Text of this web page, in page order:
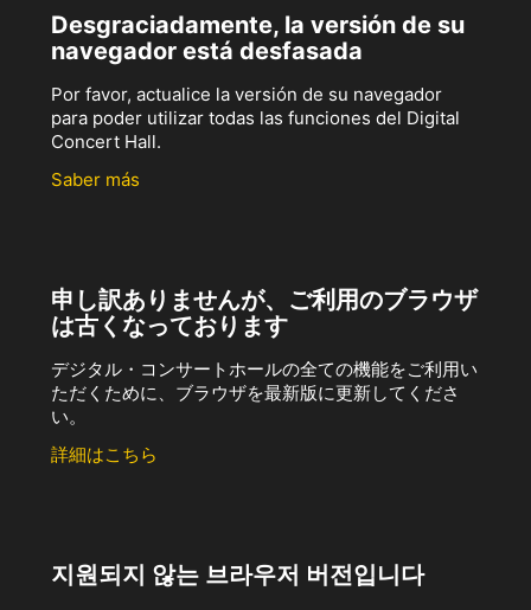
Desgraciadamente, la versión de su
navegador está desfasada
Por favor, actualice la versión de su navegador
para poder utilizar todas las funciones del Digital
Concert Hall.
Saber más
申し訳ありませんが、ご利用のブラウザ
は古くなっております
デジタル・コンサートホールの全ての機能をご利用い
ただくために、ブラウザを最新版に更新してくださ
い。
詳細はこちら
지원되지 않는 브라우저 버전입니다